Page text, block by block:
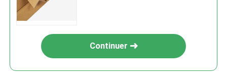
Continuer